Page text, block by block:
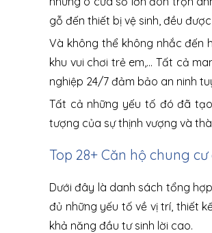
gỗ đến thiết bị vệ sinh, đều
Và không thể không nhắc đến
khu vui chơi trẻ em,... Tất cả
nghiệp 24/7 đảm bảo an ninh
Tất cả những yếu tố đó đã
tượng của sự thịnh vượng và
Top 28+ Căn hộ chung
Dưới đây là danh sách tổng
đủ những yếu tố về vị trí, thiết
khả năng đầu tư sinh lời cao.